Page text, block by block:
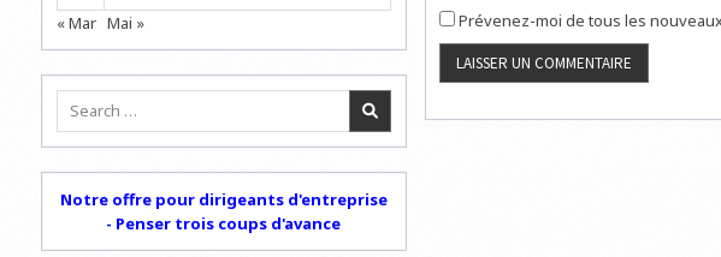
Prévenez-moi de tous les
« Mar Mai »
Search
Notre offre pour dirigeants d'entreprise
- Penser trois coups d'avance